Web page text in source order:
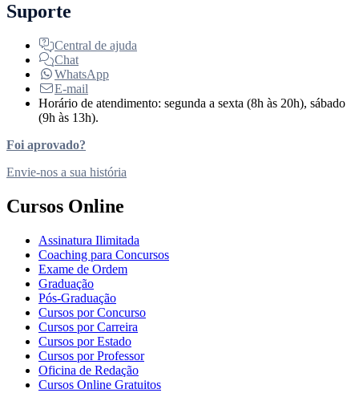
Suporte
Central de ajuda
Chat
WhatsApp
E-mail
Horário de atendimento: segunda a sexta (8h às 20h), sábado
(9h às 13h).
Foi aprovado?
Envie-nos a sua história
Cursos Online
Assinatura Ilimitada
Coaching para Concursos
Exame de Ordem
Graduação
Pós-Graduação
Cursos por Concurso
Cursos por Carreira
Cursos por Estado
Cursos por Professor
Oficina de Redação
Cursos Online Gratuitos